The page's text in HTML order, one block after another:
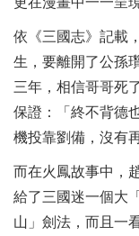
依《三國志》記載
生，要離開了公孫
三年，相信哥哥死
保證：「終不背德
機投靠劉備，沒有
而在火鳳故事中，
給了三國迷一個大
山」劍法，而且一